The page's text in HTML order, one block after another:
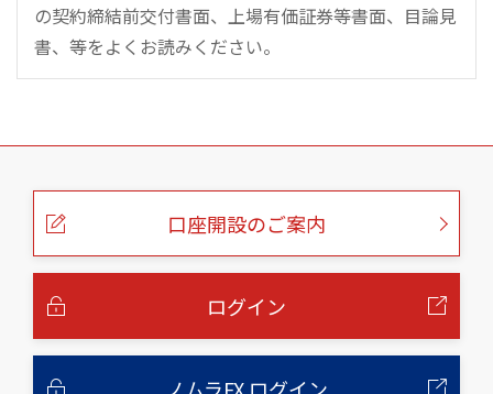
の契約締結前交付書面、上場有価証券等書面、目論見
書、等をよくお読みください。
こ
口座開設のご案内
ログイン